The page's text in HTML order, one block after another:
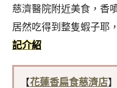
慈濟醫院附近美食，香
居然吃得到整隻蝦子耶
記介紹
【花蓮香扁食慈濟店】